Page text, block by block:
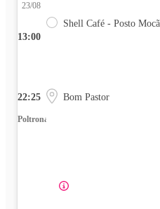
13:00
23/08
Shell Café - Posto
22:25 Bom Pastor
Poltrona